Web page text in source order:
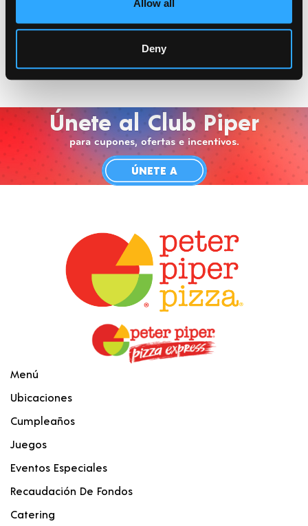
Allow all
Deny
Únete al Club Piper
para cupones, ofertas e incentivos.
ÚNETE A
Menú
Ubicaciones
Cumpleaños
Juegos
Eventos Especiales
Recaudación De Fondos
Catering